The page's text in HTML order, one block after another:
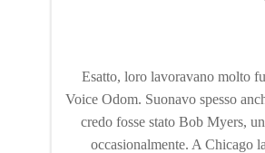
Esatto, loro lavoravano molto
Voice Odom. Suonavo spesso
credo fosse stato Bob Myers,
occasionalmente. A Chicago